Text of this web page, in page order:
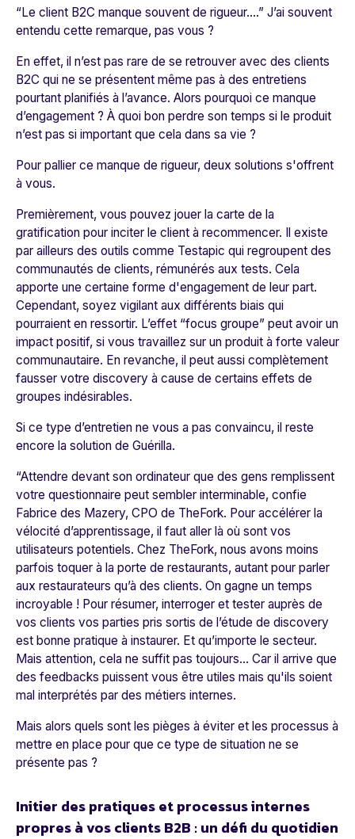
“Le client B2C manque souvent de rigueur….” J’ai souvent
entendu cette remarque, pas vous ?
En effet, il n’est pas rare de se retrouver avec des clients
B2C qui ne se présentent même pas à des entretiens
pourtant planifiés à l’avance. Alors pourquoi ce manque
d’engagement ? À quoi bon perdre son temps si le produit
n’est pas si important que cela dans sa vie ?
Pour pallier ce manque de rigueur, deux solutions s'offrent
à vous.
Premièrement, vous pouvez jouer la carte de la
gratification pour inciter le client à recommencer. Il existe
par ailleurs des outils comme Testapic qui regroupent des
communautés de clients, rémunérés aux tests. Cela
apporte une certaine forme d'engagement de leur part.
Cependant, soyez vigilant aux différents biais qui
pourraient en ressortir. L’effet “focus groupe” peut avoir un
impact positif, si vous travaillez sur un produit à forte valeur
communautaire. En revanche, il peut aussi complètement
fausser votre discovery à cause de certains effets de
groupes indésirables.
Si ce type d’entretien ne vous a pas convaincu, il reste
encore la solution de Guérilla.
“Attendre devant son ordinateur que des gens remplissent
votre questionnaire peut sembler interminable, confie
Fabrice des Mazery, CPO de TheFork. Pour accélérer la
vélocité d’apprentissage, il faut aller là où sont vos
utilisateurs potentiels. Chez TheFork, nous avons moins
parfois toquer à la porte de restaurants, autant pour parler
aux restaurateurs qu’à des clients. On gagne un temps
incroyable ! Pour résumer, interroger et tester auprès de
vos clients vos parties pris sortis de l’étude de discovery
est bonne pratique à instaurer. Et qu’importe le secteur.
Mais attention, cela ne suffit pas toujours… Car il arrive que
des feedbacks puissent vous être utiles mais qu'ils soient
mal interprétés par des métiers internes.
Mais alors quels sont les pièges à éviter et les processus à
mettre en place pour que ce type de situation ne se
présente pas ?
Initier des pratiques et processus internes
propres à vos clients B2B : un défi du quotidien